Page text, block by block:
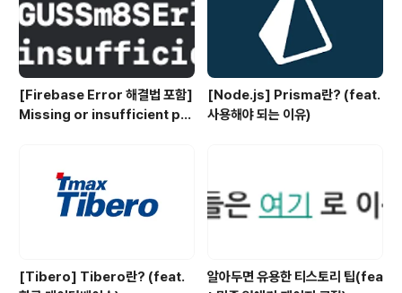
[Firebase Error 해결법 포함]
Missing or insufficient per
[Node.js] Prisma란? (feat.
사용해야 되는 이유)
[Tibero] Tibero란? (feat.
알아두면 유용한 티스토리 팁(fea